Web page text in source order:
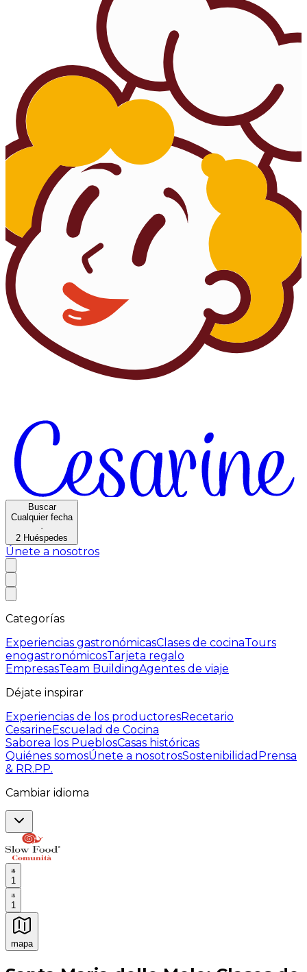
Buscar
Cualquier fecha
·
2 Huéspedes
Únete a nosotros
Categorías
Experiencias gastronómicasClases de cocinaTours
enogastronómicosTarjeta regalo
EmpresasTeam BuildingAgentes de viaje
Déjate inspirar
Experiencias de los productoresRecetario
CesarineEscuelad de Cocina
Saborea los PueblosCasas históricas
Quiénes somosÚnete a nosotrosSostenibilidad Prensa
& RR.PP.
Cambiar idioma
1
1
mapa